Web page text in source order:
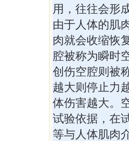
用，往往会形
由于人体的肌
肉就会收缩恢
腔被称为瞬时
创伤空腔则被
越大则停止力
体伤害越大。
试验依据，在
等与人体肌肉